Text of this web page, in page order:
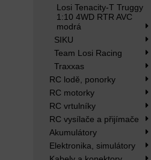
Losi Tenacity-T Truggy
1:10 4WD RTR AVC
modrá
SIKU
Team Losi Racing
Traxxas
RC lodě, ponorky
RC motorky
RC vrtulníky
RC vysílače a přijímače
Akumulátory
Elektronika, simulátory